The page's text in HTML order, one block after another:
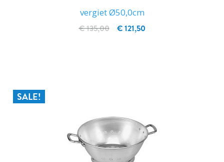
vergiet Ø50,0cm
€ 121,50
€ 135,00
SALE!